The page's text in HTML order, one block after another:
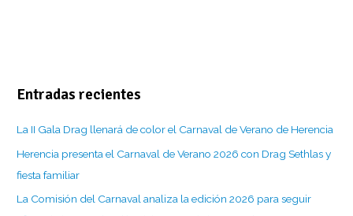
Entradas recientes
La II Gala Drag llenará de color el Carnaval de Verano de Herencia
Herencia presenta el Carnaval de Verano 2026 con Drag Sethlas y
fiesta familiar
La Comisión del Carnaval analiza la edición 2026 para seguir